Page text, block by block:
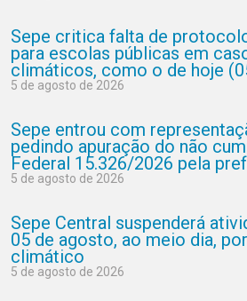
Sepe critica falta de
para escolas públicas em
climáticos, como o de hoje
5 de agosto de 2026
Sepe entrou com
pedindo apuração do não
Federal 15.326/2026 pela
5 de agosto de 2026
Sepe Central suspenderá
05 de agosto, ao meio dia,
climático
5 de agosto de 2026